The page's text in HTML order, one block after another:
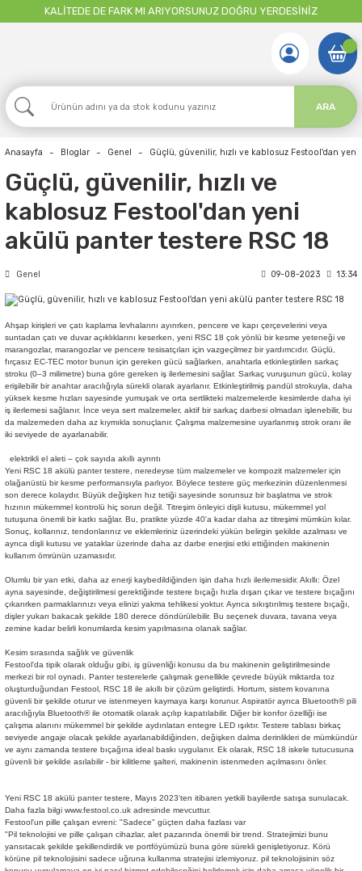
KALİTEDE DE FARK MI ARIYORSUNUZ DOĞRU YERDESİNİZ
ARA
Anasayfa Bloglar Genel Güçlü, güvenilir, hızlı ve kablosuz Festool'dan
Güçlü, güvenilir, hızlı ve
kablosuz Festool'dan yeni
akülü panter testere RSC 18
Genel 09-08-2023 13:34
Ahşap kirişleri ve çatı kaplama levhalarını ayırırken, pencere ve kapı çerçevelerini veya
suntadan çatı ve duvar açıklıklarını keserken, yeni RSC 18 çok yönlü bir kesme yeteneği ve
marangozlar, marangozlar ve pencere tesisatçıları için vazgeçilmez bir yardımcıdır. Güçlü,
fırçasız EC-TEC motor bunun için gereken gücü sağlarken, anahtarla etkinleştirilen sarkaç
stroku (0–3 milimetre) buna göre gereken iş ilerlemesini sağlar. Sarkaç vuruşunun gücü, kolay
erişilebilir bir anahtar aracılığıyla sürekli olarak ayarlanır. Etkinleştirilmiş pandül strokuyla, daha
yüksek kesme hızları sayesinde yumuşak ve orta sertlikteki malzemelerde kesimlerde daha iyi
iş ilerlemesi sağlanır. İnce veya sert malzemeler, aktif bir sarkaç darbesi olmadan işlenebilir, bu
da malzemeden daha az kıymıkla sonuçlanır. Çalışma malzemesine uyarlanmış strok oranı ile
iki seviyede de ayarlanabilir.
elektrikli el aleti – çok sayıda akıllı ayrıntı
Yeni RSC 18 akülü panter testere, neredeyse tüm malzemeler ve kompozit malzemeler için
olağanüstü bir kesme performansıyla parlıyor. Böylece testere güç merkezinin düzenlenmesi
son derece kolaydır. Büyük değişken hız tetiği sayesinde sorunsuz bir başlatma ve strok
hızının mükemmel kontrolü hiç sorun değil. Titreşim önleyici dişli kutusu, mükemmel yol
tutuşuna önemli bir katkı sağlar. Bu, pratikte yüzde 40'a kadar daha az titreşimi mümkün kılar.
Sonuç, kollarınız, tendonlarınız ve eklemleriniz üzerindeki yükün belirgin şekilde azalması ve
ayrıca dişli kutusu ve yataklar üzerinde daha az darbe enerjisi etki ettiğinden makinenin
kullanım ömrünün uzamasıdır.
Olumlu bir yan etki, daha az enerji kaybedildiğinden işin daha hızlı ilerlemesidir. Akıllı: Özel
ayna sayesinde, değiştirilmesi gerektiğinde testere bıçağı hızla dışarı çıkar ve testere bıçağını
çıkarırken parmaklarınızı veya elinizi yakma tehlikesi yoktur. Ayrıca sıkıştırılmış testere bıçağı,
dişler yukarı bakacak şekilde 180 derece döndürülebilir. Bu seçenek duvara, tavana veya
zemine kadar belirli konumlarda kesim yapılmasına olanak sağlar.
Kesim sırasında sağlık ve güvenlik
Festool'da tipik olarak olduğu gibi, iş güvenliği konusu da bu makinenin geliştirilmesinde
merkezi bir rol oynadı. Panter testerelerle çalışmak genellikle çevrede büyük miktarda toz
oluşturduğundan Festool, RSC 18 ile akıllı bir çözüm geliştirdi. Hortum, sistem kovanına
güvenli bir şekilde oturur ve istenmeyen kaymaya karşı korunur. Aspiratör ayrıca Bluetooth® pili
aracılığıyla Bluetooth® ile otomatik olarak açılıp kapatılabilir. Diğer bir konfor özelliği ise
çalışma alanını mükemmel bir şekilde aydınlatan entegre LED ışıktır. Testere tablası birkaç
seviyede angaje olacak şekilde ayarlanabildiğinden, değişken dalma derinlikleri de mümkündür
ve aynı zamanda testere bıçağına ideal baskı uygulanır. Ek olarak, RSC 18 iskele tutucusuna
güvenli bir şekilde asılabilir - bir kilitleme şalteri, makinenin istenmeden açılmasını önler.
Yeni RSC 18 akülü panter testere, Mayıs 2023'ten itibaren yetkili bayilerde satışa sunulacak.
Daha fazla bilgi www.festool.co.uk adresinde mevcuttur.
Festool'un pille çalışan evreni: "Sadece" güçten daha fazlası var
"Pil teknolojisi ve pille çalışan cihazlar, alet pazarında önemli bir trend. Stratejimizi bunu
yansıtacak şekilde şekillendirdik ve portföyümüzü buna göre sürekli genişletiyoruz. Körü
körüne pil teknolojisini sadece uğruna kullanma stratejisi izlemiyoruz. pil teknolojisinin söz